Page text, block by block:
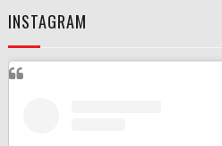
INSTAGRAM